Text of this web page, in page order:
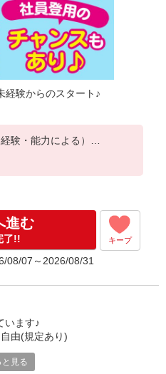
経験からのスタート♪
験・能力による）
り）
定有)
有)
・゜+゜
進む
了!! キープ
08/07～2026/08/31
います♪
由(規定あり)
スタート。
と見る